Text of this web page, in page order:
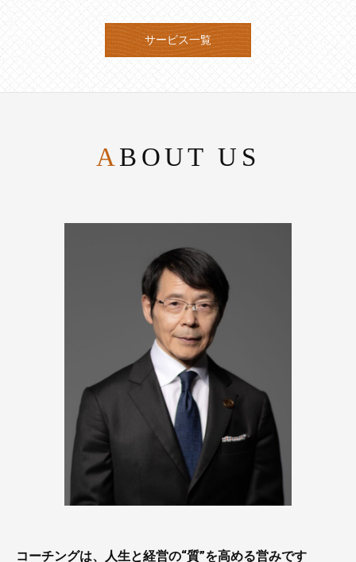
サービス一覧
ABOUT US
コーチングは、人生と経営の“質”を高める営みです